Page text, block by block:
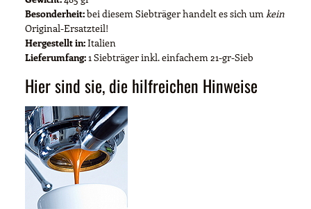
Besonderheit:bei diesem Siebträger handelt es sich umkein
Original-Ersatzteil!
Hergestellt in:Italien
Lieferumfang:1 Siebträger inkl. einfachem 21-gr-Sieb
Hier sind sie, die hilfreichen Hinweise